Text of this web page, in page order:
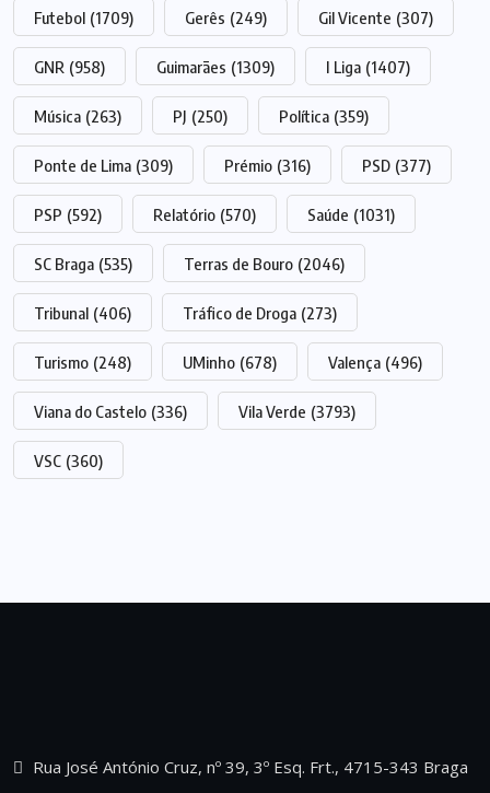
Futebol (1709) Gerês (249) Gil Vicente (307)
GNR (958) Guimarães (1309) I Liga (1407)
Música (263) PJ (250) Política (359)
Ponte de Lima (309) Prémio (316) PSD (377)
PSP (592) Relatório (570) Saúde (1031)
SC Braga (535) Terras de Bouro (2046)
Tribunal (406) Tráfico de Droga (273)
Turismo (248) UMinho (678) Valença (496)
Viana do Castelo (336) Vila Verde (3793)
VSC (360)
Rua José António Cruz, nº 39, 3º Esq. Frt., 4715-343 Braga